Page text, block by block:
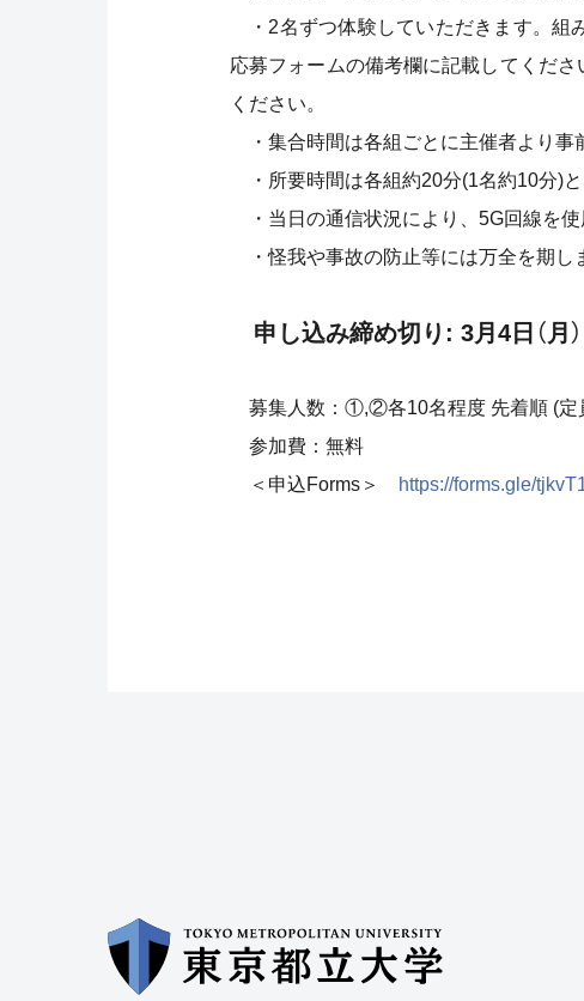
・2名ずつ体験していただきます。組
応募フォームの備考欄に記載してくだ
ください。
・集合時間は各組ごとに主催者より事
・所要時間は各組約20分(1名約10分)と
・当日の通信状況により、5G回線を使
・怪我や事故の防止等には万全を期し
申し込み締め切り: 3月4日（月）
募集人数：①,②各10名程度 先着順 (定
参加費：無料
＜申込Forms＞
https://forms.gle/